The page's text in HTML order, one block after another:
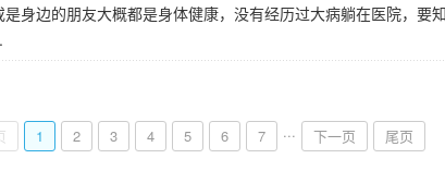
是身边的朋友大概都是身体健康，没有经历过大病躺在医院，要
1 2 3 4 5 6 7 ... 下一页 尾页